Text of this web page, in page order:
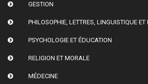
GESTION
PHILOSOPHIE, LETTRES, LINGUISTIQUE ET
PSYCHOLOGIE ET ÉDUCATION
RELIGION ET MORALE
MÉDECINE